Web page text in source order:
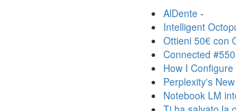
AlDente -
Intelligent
Ottieni 50€ con
Connected
How I
Perplexity's
Notebook LM